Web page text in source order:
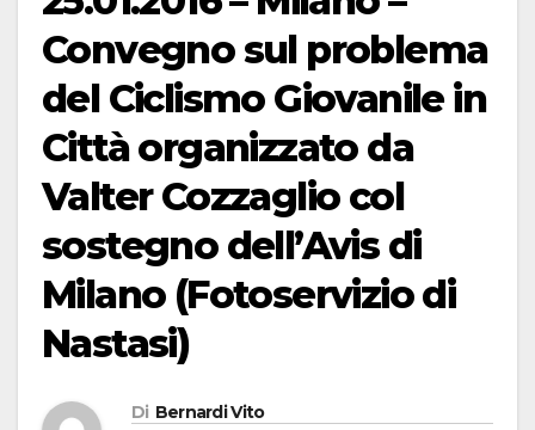
Convegno sul problema
del Ciclismo Giovanile in
Città organizzato da
Valter Cozzaglio col
sostegno dell’Avis di
Milano (Fotoservizio di
Nastasi)
Di Bernardi Vito